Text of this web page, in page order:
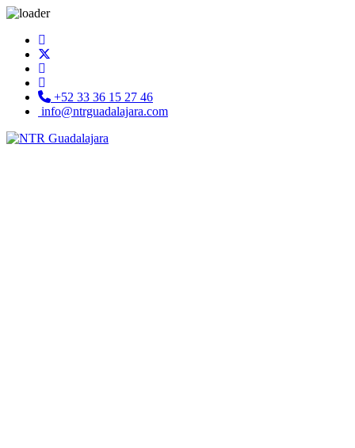
+52 33 36 15 27 46
info@ntrguadalajara.com